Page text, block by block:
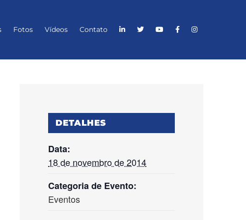
Fotos Vídeos Contato
DETALHES
Data:
18 de novembro de 2014
Categoria de Evento:
Eventos